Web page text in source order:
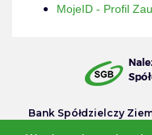
MojeID - Profil
Bank Spółdzielczy
Łowiczu, ul. Stary